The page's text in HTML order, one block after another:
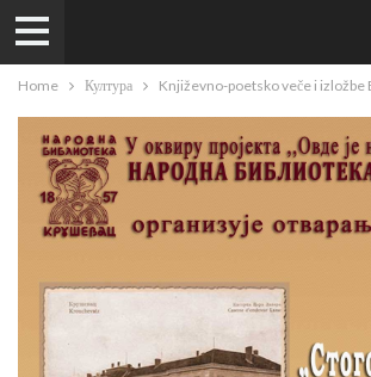
Home Култура Književno-poetsko veče i izložbe